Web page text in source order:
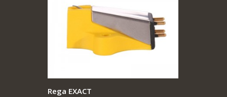
Rega EXACT